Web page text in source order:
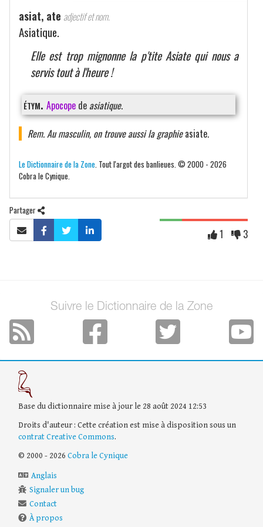
asiat, ate adjectif et nom.
Asiatique.
Elle est trop mignonne la p'tite Asiate qui nous a
servis tout à l'heure !
étym. Apocope de asiatique.
Rem. Au masculin, on trouve aussi la graphieasiate.
Le Dictionnaire de la Zone . Tout l'argot des banlieues. © 2000 - 2026
Cobra le Cynique.
Partager
1 3
Suivre le Dictionnaire de la Zone
Base du dictionnaire mise à jour le 28 août 2024 12:53
Droits d'auteur : Cette création est mise à disposition sous un
contrat Creative Commons.
© 2000 - 2026 Cobra le Cynique
Anglais
Signaler un bug
Contact
À propos